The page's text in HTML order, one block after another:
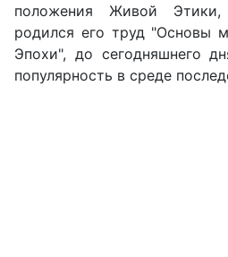
положения Живой Этики,
родился его труд "Основы
Эпохи", до сегодняшнего
популярность в среде